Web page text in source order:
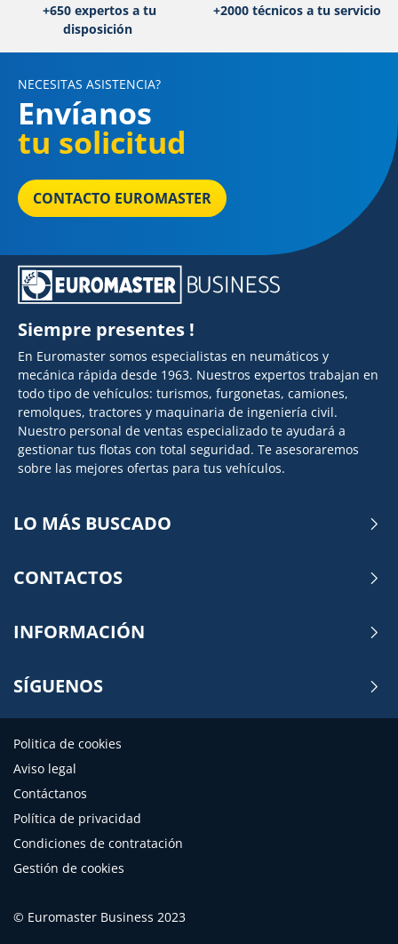
+650 expertos a tu
disposición
+2000 técnicos a tu servicio
NECESITAS ASISTENCIA?
Envíanos
tu solicitud
CONTACTO EUROMASTER
Siempre presentes !
En Euromaster somos especialistas en neumáticos y
mecánica rápida desde 1963. Nuestros expertos trabajan en
todo tipo de vehículos: turismos, furgonetas, camiones,
remolques, tractores y maquinaria de ingeniería civil.
Nuestro personal de ventas especializado te ayudará a
gestionar tus flotas con total seguridad. Te asesoraremos
sobre las mejores ofertas para tus vehículos.
LO MÁS BUSCADO
CONTACTOS
INFORMACIÓN
SÍGUENOS
Politica de cookies
Aviso legal
Contáctanos
Política de privacidad
Condiciones de contratación
Gestión de cookies
© Euromaster Business 2023